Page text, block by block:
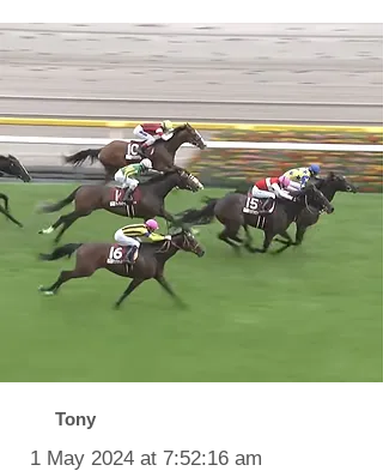
Tony
1 May 2024 at 7:52:16 am